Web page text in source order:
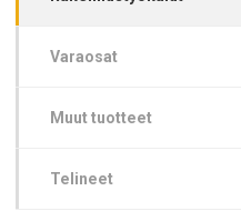
Varaosat
Muut tuotteet
Telineet